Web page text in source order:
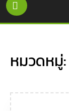
หมวดหมู่: